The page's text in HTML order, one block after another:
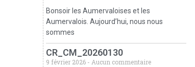
Bonsoir les Aumervaloises et les
Aumervalois. Aujourd’hui, nous nous
sommes
CR_CM_20260130
9 février 2026
Aucun commentaire